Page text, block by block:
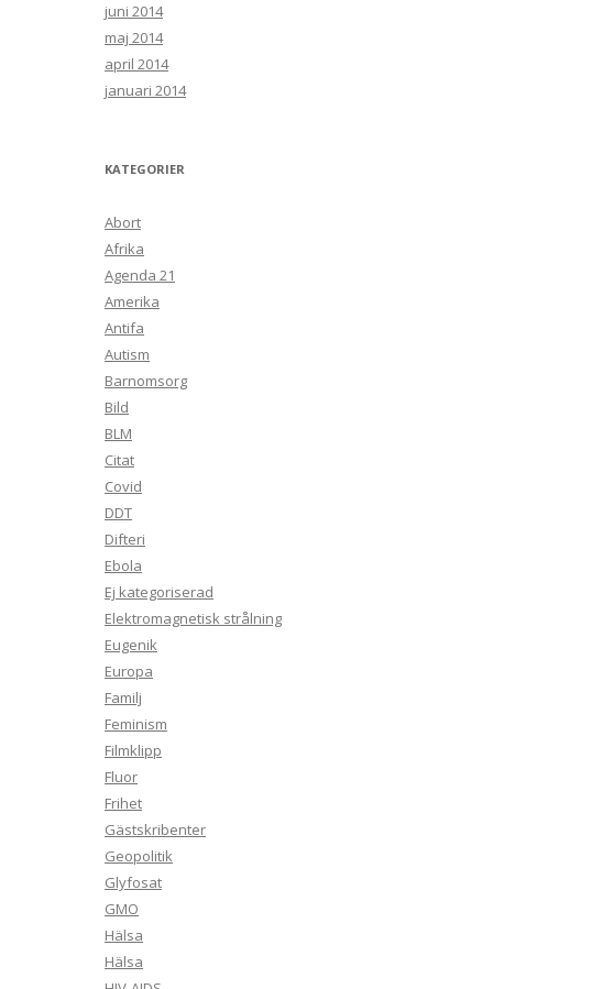
juni 2014
maj 2014
april 2014
januari 2014
KATEGORIER
Abort
Afrika
Agenda 21
Amerika
Antifa
Autism
Barnomsorg
Bild
BLM
Citat
Covid
DDT
Difteri
Ebola
Ej kategoriserad
Elektromagnetisk strålning
Eugenik
Europa
Familj
Feminism
Filmklipp
Fluor
Frihet
Gästskribenter
Geopolitik
Glyfosat
GMO
Hälsa
Hälsa